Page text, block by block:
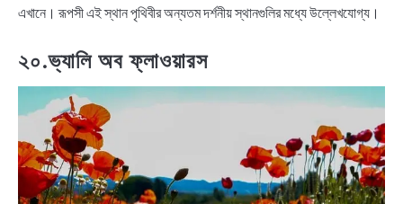
এখানে। রূপসী এই স্থান পৃথিবীর অন্যতম দর্শনীয় স্থানগুলির মধ্যে উল্লেখযোগ্য।
২০.ভ্যালি অব ফ্লাওয়ারস